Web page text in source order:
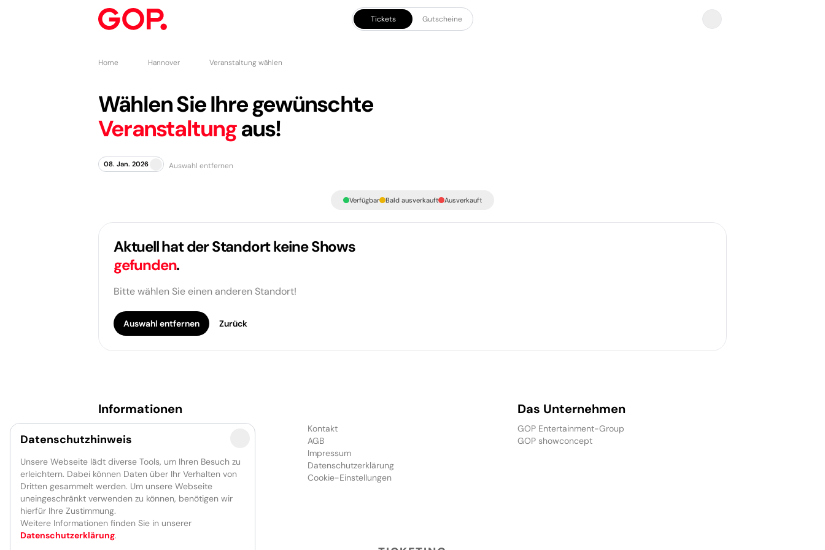
Tickets Gutscheine
Veranstaltung wählen
Hannover
Home
Wählen Sie Ihre gewünschte
Veranstaltungaus!
08. Jan. 2026 Auswahl entfernen
Verfügbar Bald ausverkauft Ausverkauft
Aktuell hat der Standort keine Shows
gefunden.
Bitte wählen Sie einen anderen Standort!
Auswahl entfernen Zurück
Informationen
Presse
Förderer
Jobs
Kontakt
AGB
Impressum
Datenschutzerklärung
Cookie-Einstellungen
Das Unternehmen
GOP Entertainment-Group
GOP showconcept
Datenschutzhinweis
Unsere Webseite lädt diverse Tools, um Ihren Besuch zu
erleichtern. Dabei können Daten über Ihr Verhalten von
Dritten gesammelt werden. Um unsere Webseite
uneingeschränkt verwenden zu können, benötigen wir
hierfür Ihre Zustimmung.
Weitere Informationen finden Sie in unserer
Datenschutzerklärung.